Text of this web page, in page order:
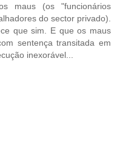
maus (os "funcionários
do sector privado).
que sim. E que os maus
sentença transitada em
inexorável...